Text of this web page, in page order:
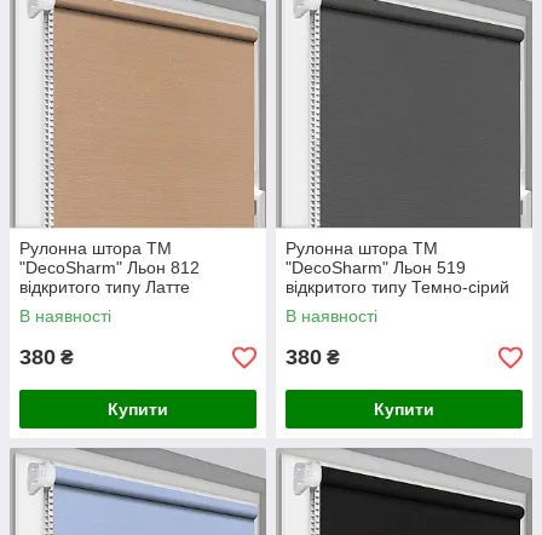
Рулонна штора ТМ
"DecoSharm" Льон 812
відкритого типу Латте
В наявності
380 ₴
Купити
Рулонна штора ТМ
"DecoSharm" Льон 519
відкритого типу Темно-сірий
В наявності
380 ₴
Купити